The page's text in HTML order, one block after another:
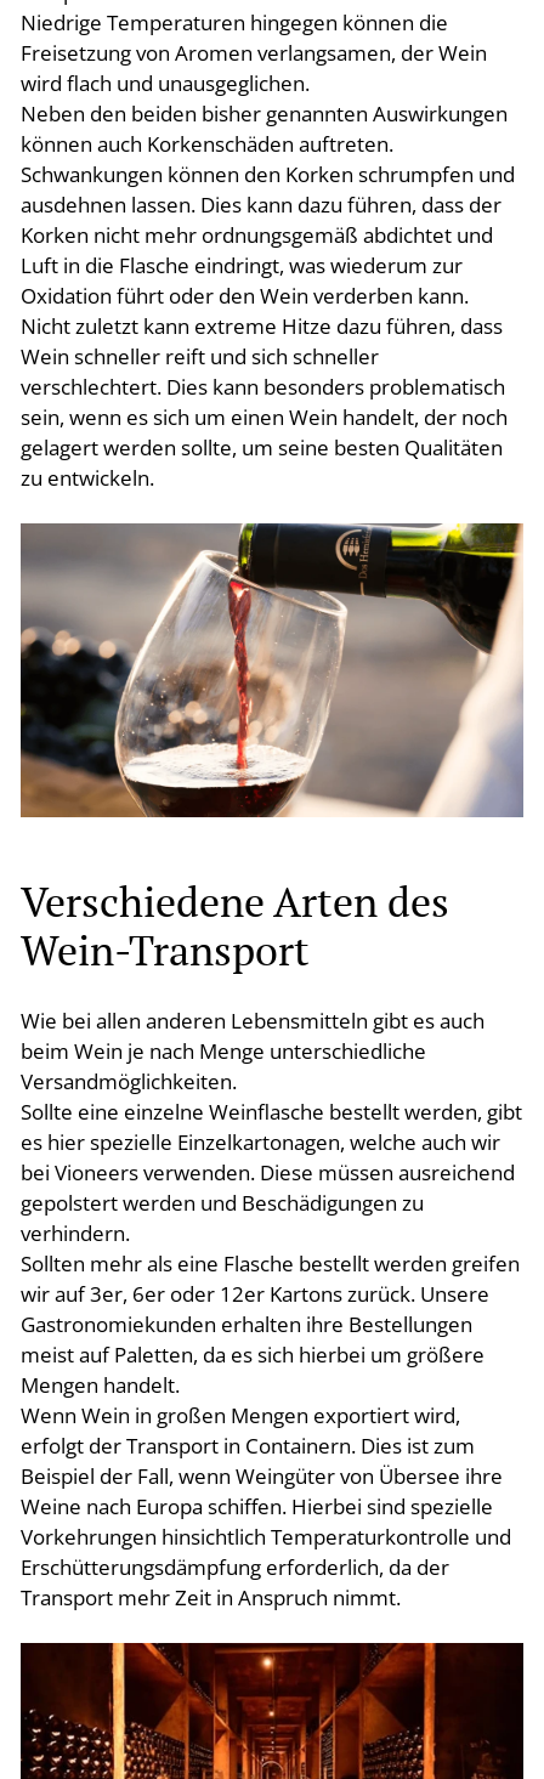
Niedrige Temperaturen hingegen können die
Freisetzung von Aromen verlangsamen, der Wein
wird flach und unausgeglichen.
Neben den beiden bisher genannten Auswirkungen
können auch Korkenschäden auftreten.
Schwankungen können den Korken schrumpfen und
ausdehnen lassen. Dies kann dazu führen, dass der
Korken nicht mehr ordnungsgemäß abdichtet und
Luft in die Flasche eindringt, was wiederum zur
Oxidation führt oder den Wein verderben kann.
Nicht zuletzt kann extreme Hitze dazu führen, dass
Wein schneller reift und sich schneller
verschlechtert. Dies kann besonders problematisch
sein, wenn es sich um einen Wein handelt, der noch
gelagert werden sollte, um seine besten Qualitäten
zu entwickeln.
Verschiedene Arten des
Wein-Transport
Wie bei allen anderen Lebensmitteln gibt es auch
beim Wein je nach Menge unterschiedliche
Versandmöglichkeiten.
Sollte eine einzelne Weinflasche bestellt werden, gibt
es hier spezielle Einzelkartonagen, welche auch wir
bei Vioneers verwenden. Diese müssen ausreichend
gepolstert werden und Beschädigungen zu
verhindern.
Sollten mehr als eine Flasche bestellt werden greifen
wir auf 3er, 6er oder 12er Kartons zurück. Unsere
Gastronomiekunden erhalten ihre Bestellungen
meist auf Paletten, da es sich hierbei um größere
Mengen handelt.
Wenn Wein in großen Mengen exportiert wird,
erfolgt der Transport in Containern. Dies ist zum
Beispiel der Fall, wenn Weingüter von Übersee ihre
Weine nach Europa schiffen. Hierbei sind spezielle
Vorkehrungen hinsichtlich Temperaturkontrolle und
Erschütterungsdämpfung erforderlich, da der
Transport mehr Zeit in Anspruch nimmt.